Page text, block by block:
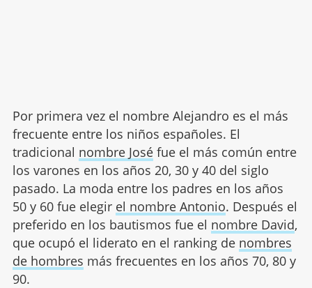
Por primera vez el nombre Alejandro es el más
frecuente entre los niños españoles. El
tradicional nombre Joséfue el más común entre
los varones en los años 20, 30 y 40 del siglo
pasado. La moda entre los padres en los años
50 y 60 fue elegir el nombre Antonio. Después el
preferido en los bautismos fue el nombre David,
que ocupó el liderato en el ranking de nombres
de hombres más frecuentes en los años 70, 80 y
90.